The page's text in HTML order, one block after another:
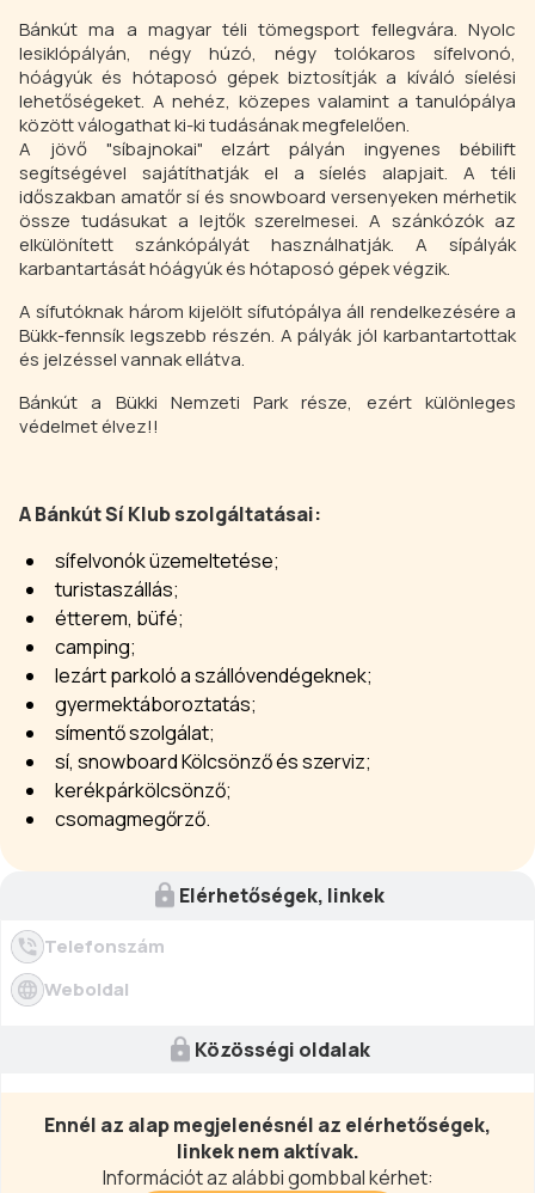
Bánkút ma a magyar téli tömegsport fellegvára. Nyolc
lesiklópályán, négy húzó, négy tolókaros sífelvonó,
hóágyúk és hótaposó gépek biztosítják a kíváló síelési
lehetőségeket. A nehéz, közepes valamint a tanulópálya
között válogathat ki-ki tudásának megfelelően.
A jövő "síbajnokai" elzárt pályán ingyenes bébilift
segítségével sajátíthatják el a síelés alapjait. A téli
időszakban amatőr sí és snowboard versenyeken mérhetik
össze tudásukat a lejtők szerelmesei. A szánkózók az
elkülönített szánkópályát használhatják. A sípályák
karbantartását hóágyúk és hótaposó gépek végzik.
A sífutóknak három kijelölt sífutópálya áll rendelkezésére a
Bükk-fennsík legszebb részén. A pályák jól karbantartottak
és jelzéssel vannak ellátva.
Bánkút a Bükki Nemzeti Park része, ezért különleges
védelmet élvez!!
A Bánkút Sí Klub szolgáltatásai:
sífelvonók üzemeltetése;
turistaszállás;
étterem, büfé;
camping;
lezárt parkoló a szállóvendégeknek;
gyermektáboroztatás;
símentő szolgálat;
sí, snowboard Kölcsönző és szerviz;
kerékpárkölcsönző;
csomagmegőrző.
Elérhetőségek, linkek
Telefonszám
Weboldal
Közösségi oldalak
Ennél az alap megjelenésnél az elérhetőségek,
linkek nem aktívak.
Információt az alábbi gombbal kérhet: